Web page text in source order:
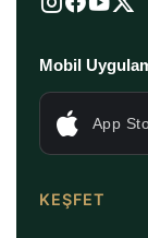
Mobil
App
KEŞFET